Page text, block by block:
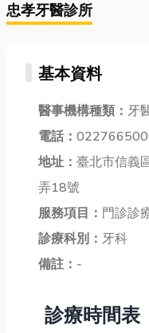
忠孝牙醫診所
基本資料
醫事機構種類： 牙
電話：
地址： 臺北市信義
弄18號
服務項目： 門診診
診療科別： 牙科
備註： -
診療時間表